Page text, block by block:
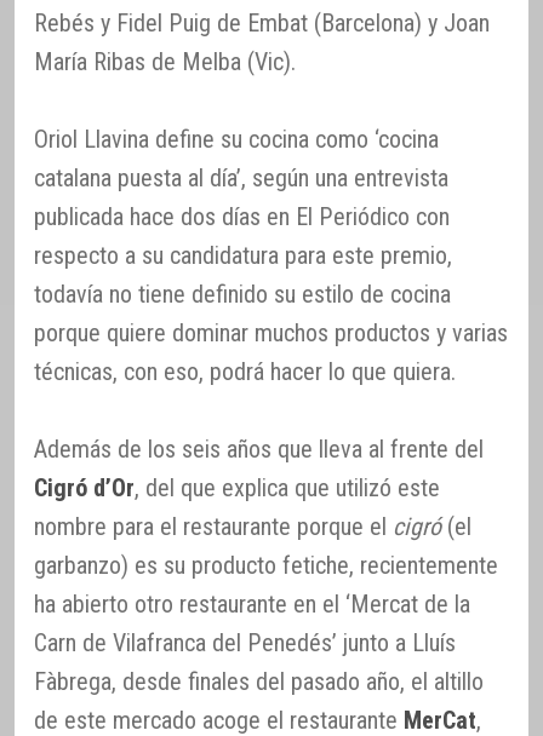
Rebés y Fidel Puig de Embat (Barcelona) y Joan
María Ribas de Melba (Vic).
Oriol Llavina define su cocina como ‘cocina
catalana puesta al día’, según una entrevista
publicada hace dos días en El Periódico con
respecto a su candidatura para este premio,
todavía no tiene definido su estilo de cocina
porque quiere dominar muchos productos y varias
técnicas, con eso, podrá hacer lo que quiera.
Además de los seis años que lleva al frente del
Cigró d’Or, del que explica que utilizó este
nombre para el restaurante porque el cigró(el
garbanzo) es su producto fetiche, recientemente
ha abierto otro restaurante en el ‘Mercat de la
Carn de Vilafranca del Penedés’ junto a Lluís
Fàbrega, desde finales del pasado año, el altillo
de este mercado acoge el restaurante MerCat,